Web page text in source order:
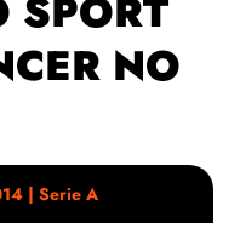
SPORT
NO
|Serie A